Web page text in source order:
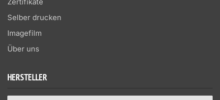
Selber drucken
Imagefilm
Über uns
HERSTELLER